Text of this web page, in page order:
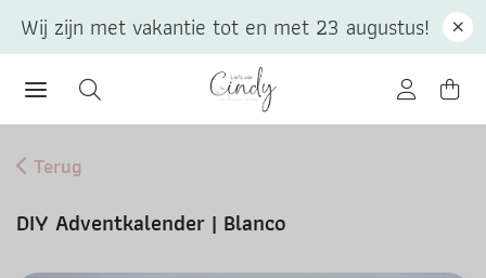
Terug
DIY Adventkalender | Blanco
Wij zijn met vakantie tot en met 23 augustus!